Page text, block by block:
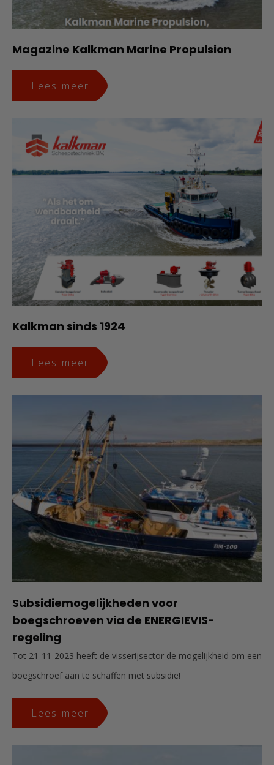
Magazine Kalkman Marine Propulsion
Lees meer
Kalkman sinds 1924
Lees meer
Subsidiemogelijkheden voor
boegschroeven via de ENERGIEVIS-
regeling
Tot 21-11-2023 heeft de visserijsector de mogelijkheid om een
boegschroef aan te schaffen met subsidie!
Lees meer